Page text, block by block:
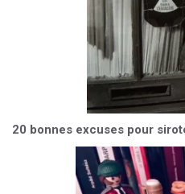
20 bonnes excuses pour